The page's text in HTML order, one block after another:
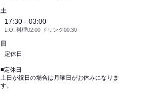
土
17:30 - 03:00
L.O. 料理02:00 ドリンク00:30
日
定休日
■定休日
土日が祝日の場合は月曜日がお休みになりま
す。